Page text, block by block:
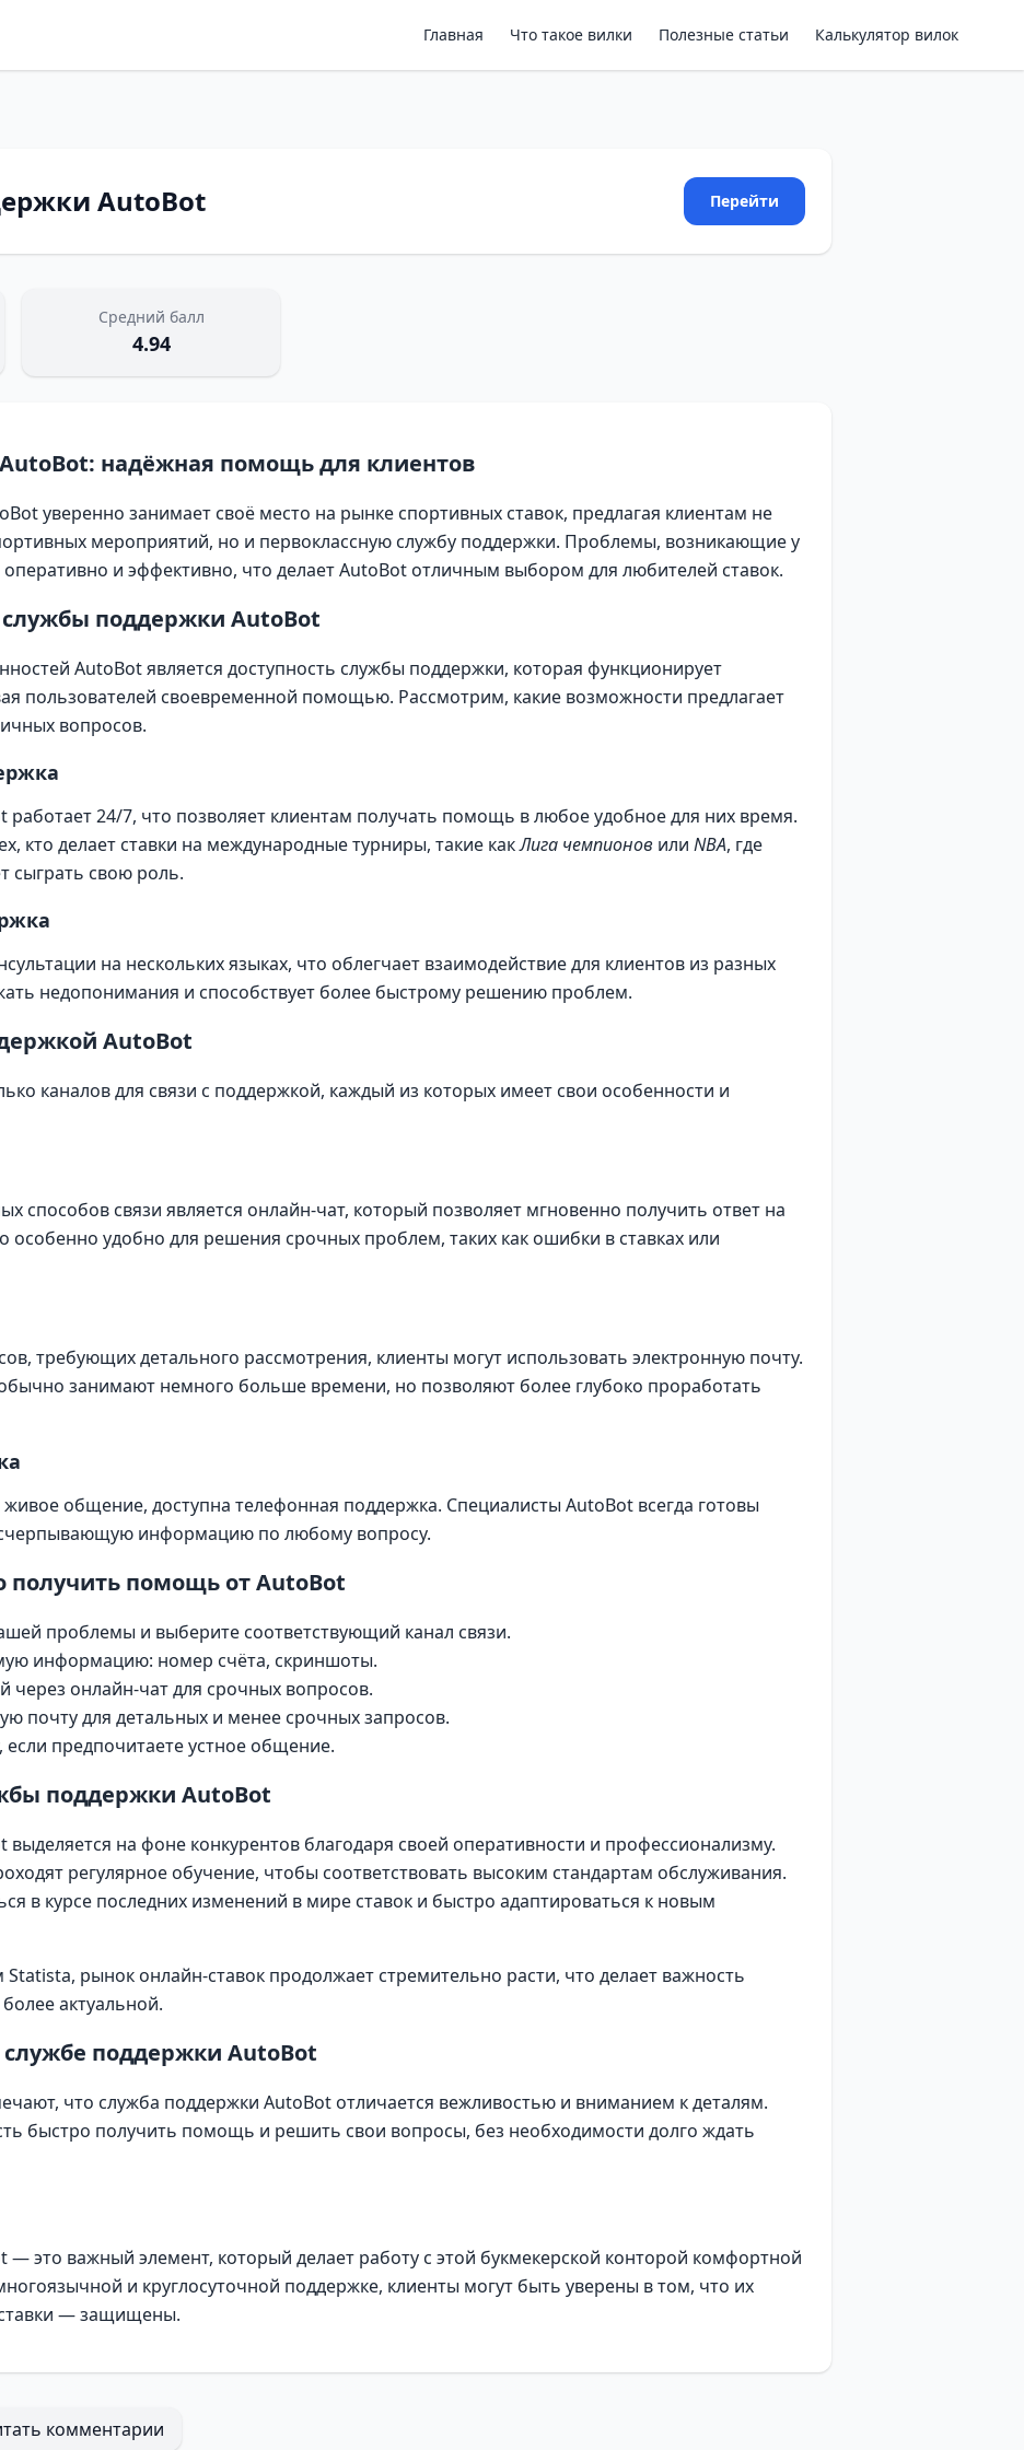
Главная Что такое вилки Полезные статьи Калькулятор вилок
AutoBot Перейти
Средний балл
4.94
надёжная помощь для клиентов
уверенно занимает своё место на рынке спортивных ставок, предлагая клиентам не
мероприятий, но и первоклассную службу поддержки. Проблемы, возникающие у
и эффективно, что делает AutoBot отличным выбором для любителей ставок.
поддержки AutoBot
AutoBot является доступность службы поддержки, которая функционирует
пользователей своевременной помощью. Рассмотрим, какие возможности предлагает
вопросов.
24/7, что позволяет клиентам получать помощь в любое удобное для них время.
кто делает ставки на международные турниры, такие какЛига чемпионов или NBA, где
сыграть свою роль.
на нескольких языках, что облегчает взаимодействие для клиентов из разных
недопонимания и способствует более быстрому решению проблем.
AutoBot
каналов для связи с поддержкой, каждый из которых имеет свои особенности и
способов связи является онлайн-чат, который позволяет мгновенно получить ответ на
особенно удобно для решения срочных проблем, таких как ошибки в ставках или
требующих детального рассмотрения, клиенты могут использовать электронную почту.
занимают немного больше времени, но позволяют более глубоко проработать
живое общение, доступна телефонная поддержка. Специалисты AutoBot всегда готовы
информацию по любому вопросу.
получить помощь от AutoBot
проблемы и выберите соответствующий канал связи.
информацию: номер счёта, скриншоты.
через онлайн-чат для срочных вопросов.
почту для детальных и менее срочных запросов.
предпочитаете устное общение.
поддержки AutoBot
на фоне конкурентов благодаря своей оперативности и профессионализму.
регулярное обучение, чтобы соответствовать высоким стандартам обслуживания.
в курсе последних изменений в мире ставок и быстро адаптироваться к новым
Statista, рынок онлайн-ставок продолжает стремительно расти, что делает важность
актуальной.
поддержки AutoBot
что служба поддержки AutoBot отличается вежливостью и вниманием к деталям.
быстро получить помощь и решить свои вопросы, без необходимости долго ждать
это важный элемент, который делает работу с этой букмекерской конторой комфортной
и круглосуточной поддержке, клиенты могут быть уверены в том, что их
— защищены.
комментарии